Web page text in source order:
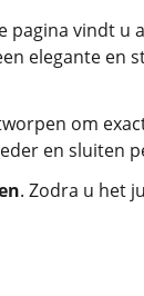
pagina vindt u
elegante en
om
en sluiten
. Zodra u het